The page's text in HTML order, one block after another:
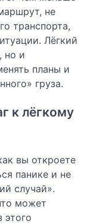
не
транспорта,
Лёгкий
но и
планы и
груза.
к лёгкому
вы откроете
панике и не
случай».
может
этого